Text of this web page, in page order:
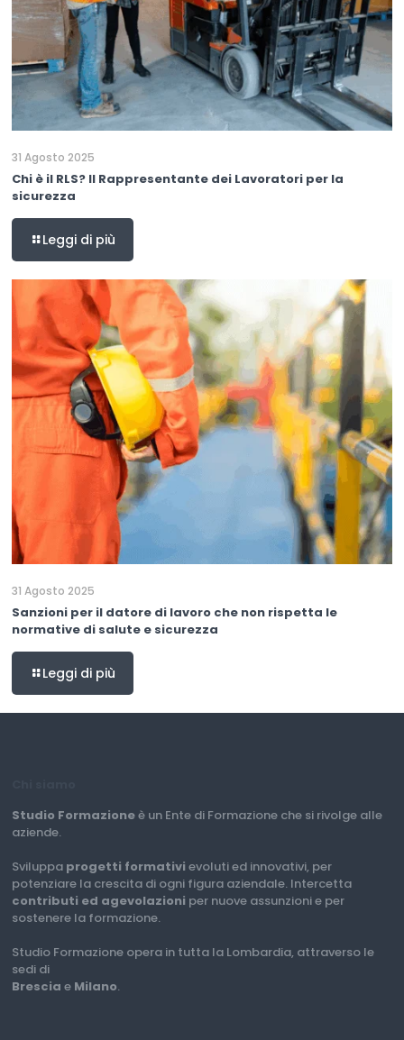
31 Agosto 2025
Chi è il RLS? Il Rappresentante dei Lavoratori per la
sicurezza
Leggi di più
31 Agosto 2025
Sanzioni per il datore di lavoro che non rispetta le
normative di salute e sicurezza
Leggi di più
Studio Formazioneè un Ente di Formazione che si rivolge alle
aziende.
Sviluppa progetti formativi evoluti ed innovativi, per
potenziare la crescita di ogni figura aziendale. Intercetta
contributi ed agevolazioni per nuove assunzioni e per
sostenere la formazione.
Studio Formazione opera in tutta la Lombardia, attraverso le
sedi di
Brescia e Milano.